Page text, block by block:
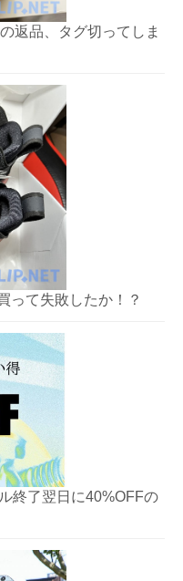
返品、タグ切ってしま
って失敗したか！？
終了翌日に40%OFFの